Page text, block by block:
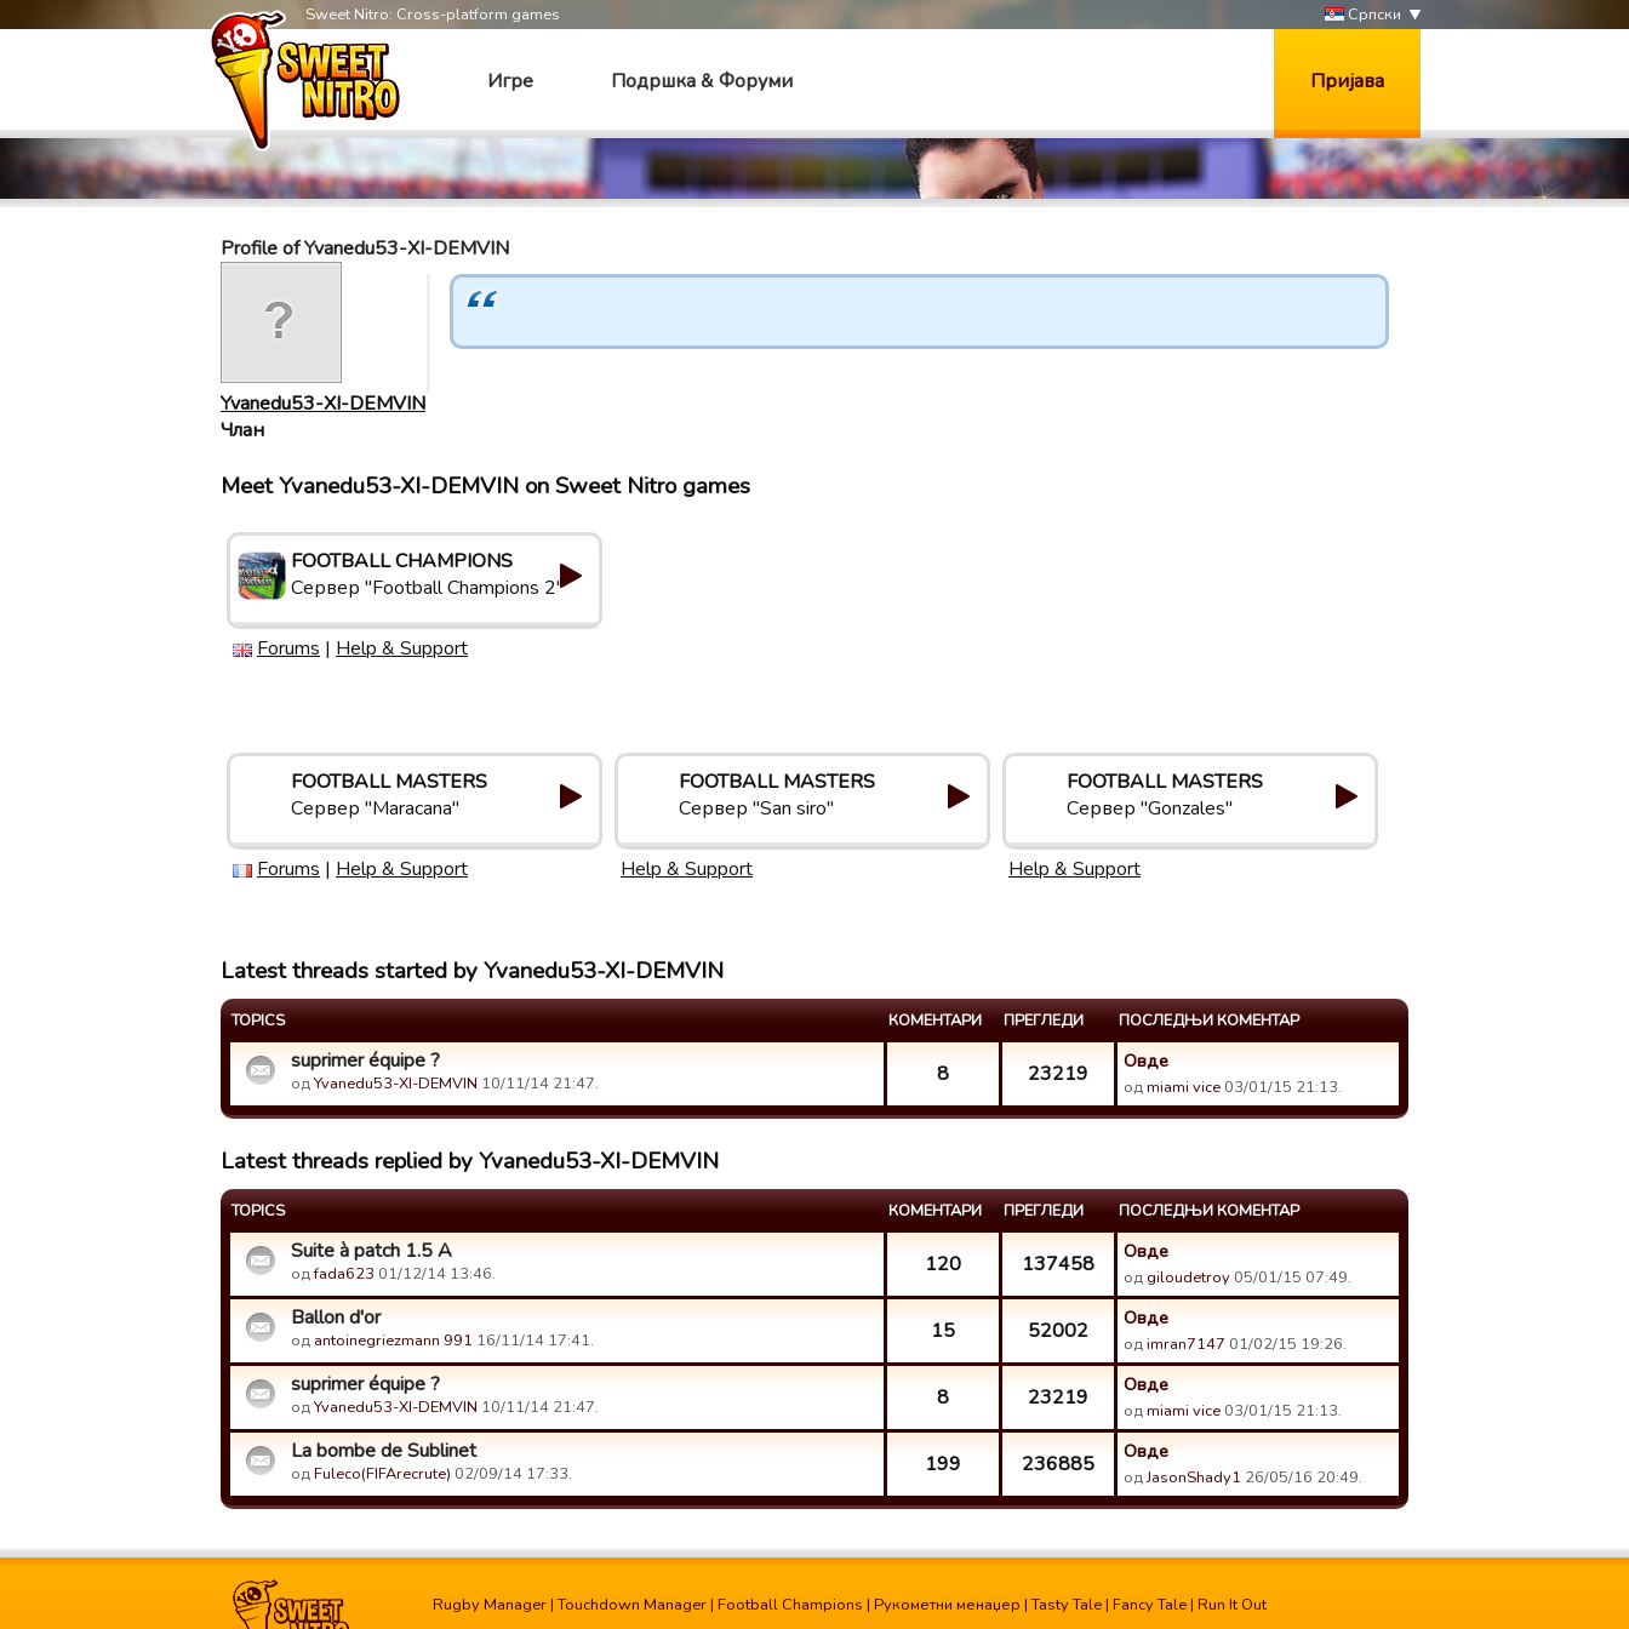
Sweet Nitro: Cross-platform games Српски
Игре Подршка & Форуми Пријава
Profile of Yvanedu53-XI-DEMVIN
Yvanedu53-XI-DEMVIN
Члан
Meet Yvanedu53-XI-DEMVIN on Sweet Nitro games
FOOTBALL CHAMPIONS
Сервер "Football Champions 2"
Forums | Help & Support
FOOTBALL MASTERS
Сервер "Maracana"
Forums | Help & Support
FOOTBALL MASTERS
Сервер "San siro"
Help & Support
FOOTBALL MASTERS
Сервер "Gonzales"
Help & Support
Latest threads started by Yvanedu53-XI-DEMVIN
TOPICS КОМЕНТАРИ ПРЕГЛЕДИ ПОСЛЕДЊИ КОМЕНТАР
suprimer équipe ?
одYvanedu53-XI-DEMVIN 10/11/14 21:47. 8 23219 Овде
одmiami vice 03/01/15 21:13.
Latest threads replied by Yvanedu53-XI-DEMVIN
TOPICS КОМЕНТАРИ ПРЕГЛЕДИ ПОСЛЕДЊИ КОМЕНТАР
Suite à patch 1.5 A
одfada623 01/12/14 13:46. 120 137458 Овде
од giloudetroy 05/01/15 07:49.
Ballon d'or
од antoinegriezmann 991 16/11/14 17:41. 15 52002 Овде
одimran7147 01/02/15 19:26.
suprimer équipe ?
одYvanedu53-XI-DEMVIN 10/11/14 21:47. 8 23219 Овде
одmiami vice 03/01/15 21:13.
La bombe de Sublinet
одFuleco(FIFArecrute) 02/09/14 17:33. 199 236885 Овде
одJasonShady1 26/05/16 20:49.
Rugby Manager |Touchdown Manager | Football Champions | Рукометни менаџер |Tasty Tale | Fancy Tale | Run It Out